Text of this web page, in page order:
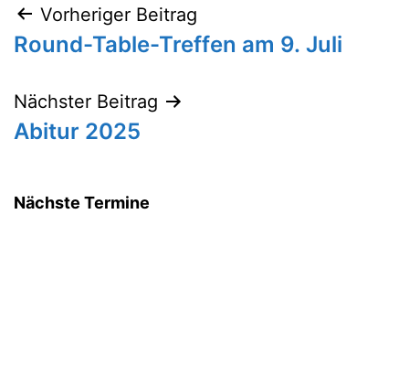
Beitragsnavigation
Vorheriger Beitrag
Round-Table-Treffen am 9. Juli
Nächster Beitrag
Abitur 2025
Nächste Termine